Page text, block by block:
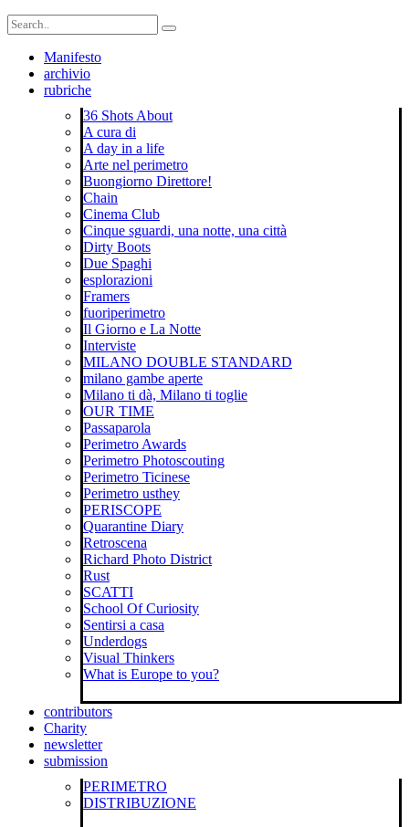
Manifesto
archivio
rubriche
36 Shots About
A cura di
A day in a life
Arte nel perimetro
Buongiorno Direttore!
Chain
Cinema Club
Cinque sguardi, una notte, una città
Dirty Boots
Due Spaghi
esplorazioni
Framers
fuoriperimetro
Il Giorno e La Notte
Interviste
MILANO DOUBLE STANDARD
milano gambe aperte
Milano ti dà, Milano ti toglie
OUR TIME
Passaparola
Perimetro Awards
Perimetro Photoscouting
Perimetro Ticinese
Perimetro usthey
PERISCOPE
Quarantine Diary
Retroscena
Richard Photo District
Rust
SCATTI
School Of Curiosity
Sentirsi a casa
Underdogs
Visual Thinkers
What is Europe to you?
contributors
Charity
newsletter
submission
PERIMETRO
DISTRIBUZIONE